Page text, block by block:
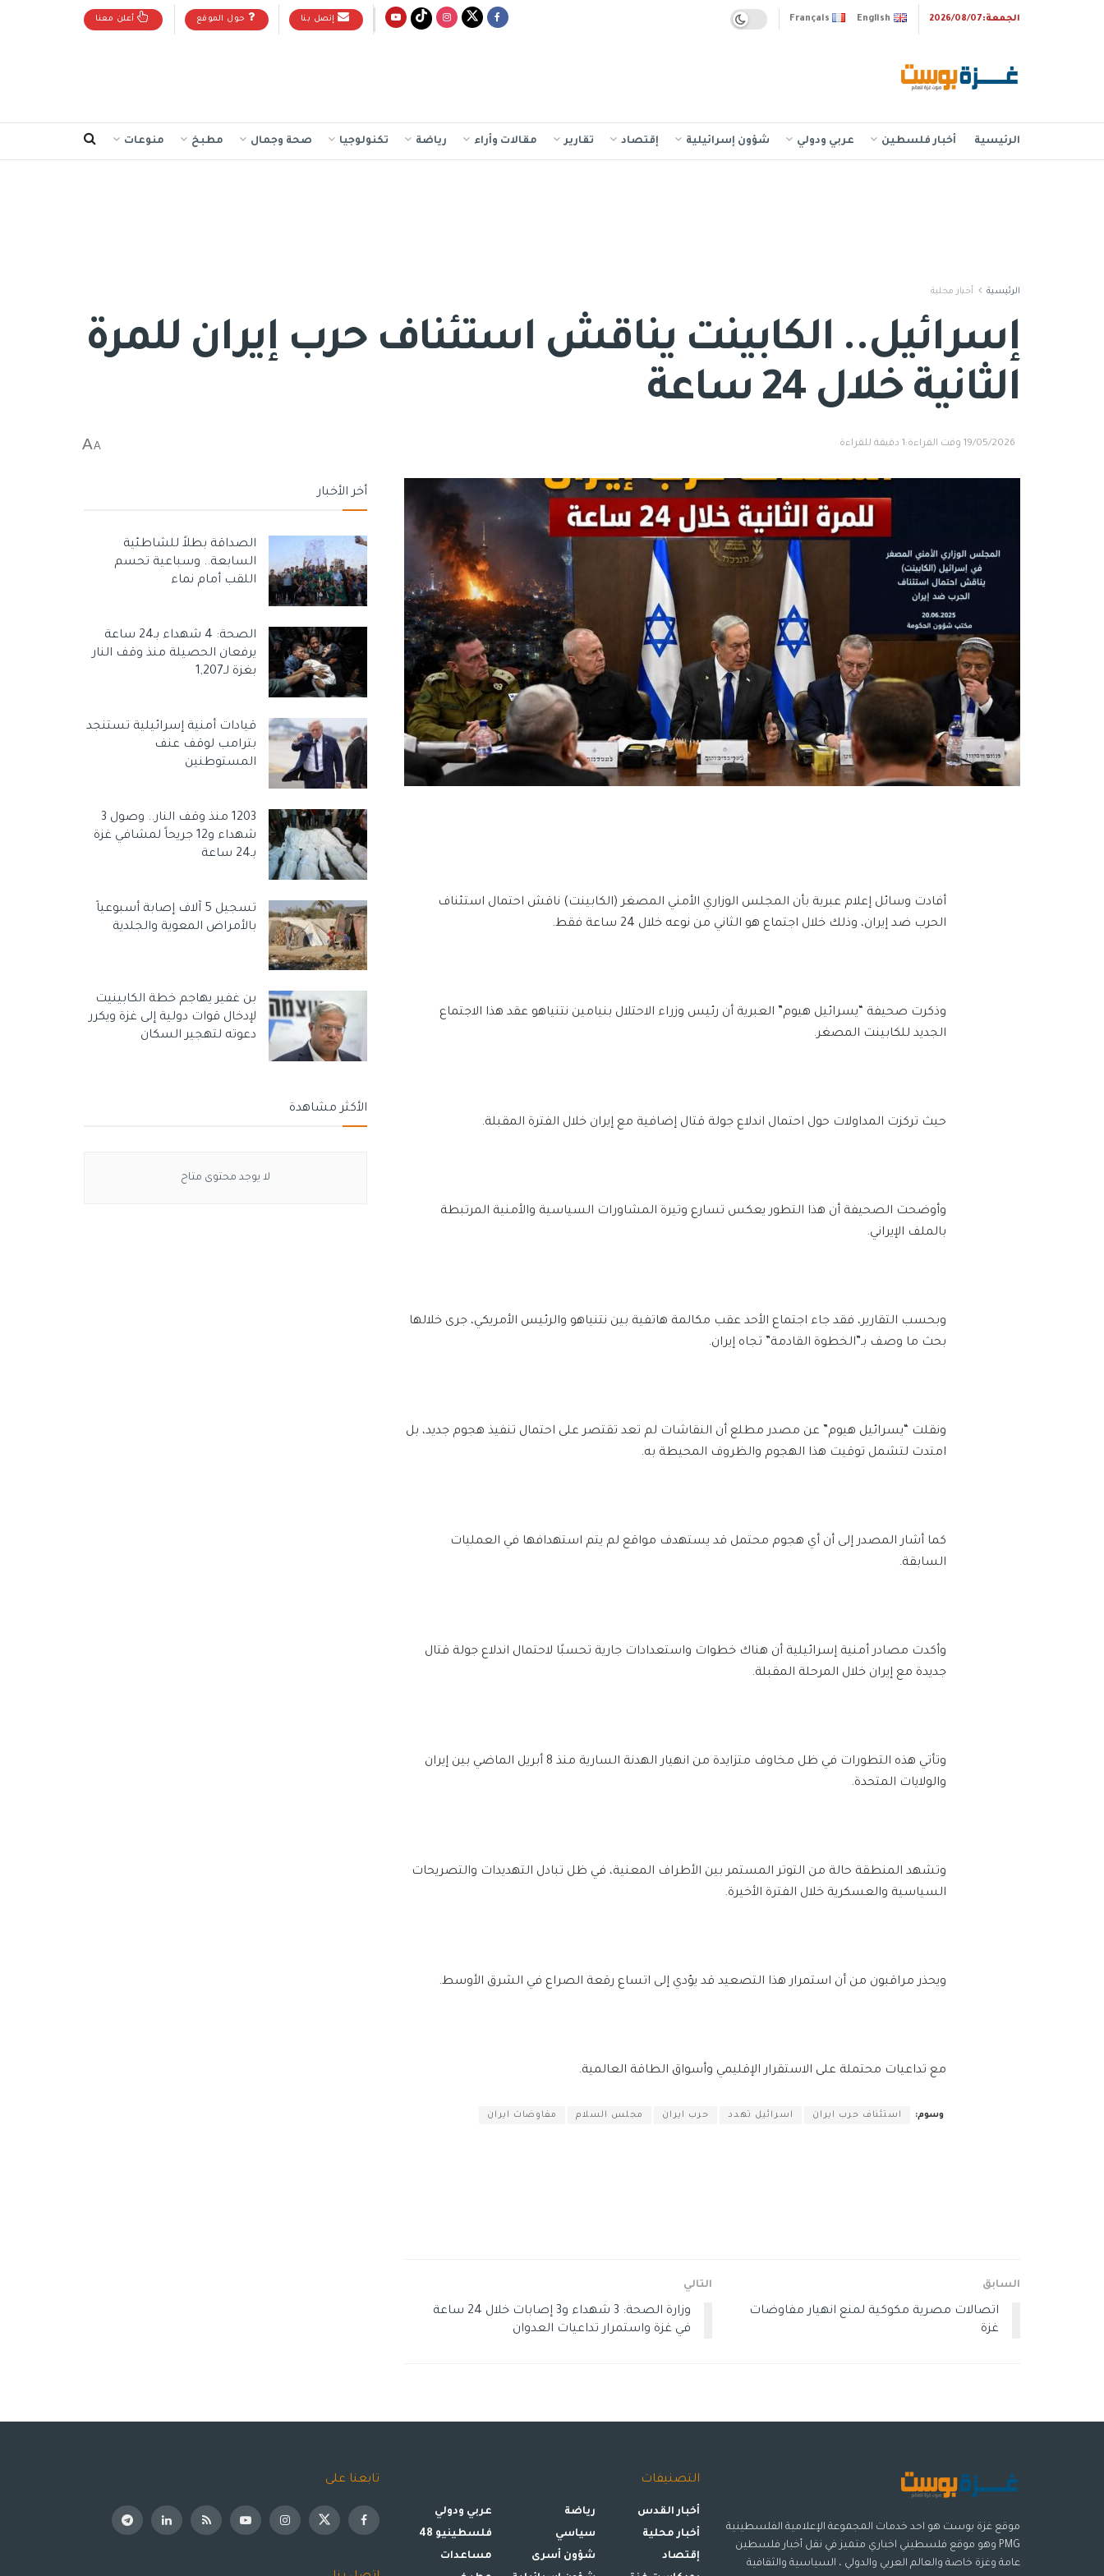
الجمعة:2026/08/07 Français English إتصل بنا حول الموقع أعلن معنا
الرئيسية أخبار فلسطين عربي ودولي شؤون إسرائيلية إقتصاد تقارير مقالات وأراء رياضة تكنولوجيا صحة وجمال مطبخ منوعات
الرئيسية أخبار محلية
إسرائيل.. الكابينت يناقش استئناف حرب إيران للمرة
الثانية خلال 24 ساعة
19/05/2026 وقت القراءة:1 دقيقة للقراءة A
A
أفادت وسائل إعلام عبرية بأن المجلس الوزاري الأمني المصغر (الكابينت) ناقش احتمال استئناف
الحرب ضد إيران، وذلك خلال اجتماع هو الثاني من نوعه خلال 24 ساعة فقط.
وذكرت صحيفة “يسرائيل هيوم” العبرية أن رئيس وزراء الاحتلال بنيامين نتنياهو عقد هذا الاجتماع
الجديد للكابينت المصغر.
حيث تركزت المداولات حول احتمال اندلاع جولة قتال إضافية مع إيران خلال الفترة المقبلة.
وأوضحت الصحيفة أن هذا التطور يعكس تسارع وتيرة المشاورات السياسية والأمنية المرتبطة
بالملف الإيراني.
وبحسب التقارير، فقد جاء اجتماع الأحد عقب مكالمة هاتفية بين نتنياهو والرئيس الأمريكي، جرى خلالها
بحث ما وصف بـ”الخطوة القادمة” تجاه إيران.
ونقلت “يسرائيل هيوم” عن مصدر مطلع أن النقاشات لم تعد تقتصر على احتمال تنفيذ هجوم جديد، بل
امتدت لتشمل توقيت هذا الهجوم والظروف المحيطة به.
كما أشار المصدر إلى أن أي هجوم محتمل قد يستهدف مواقع لم يتم استهدافها في العمليات
السابقة.
وأكدت مصادر أمنية إسرائيلية أن هناك خطوات واستعدادات جارية تحسبًا لاحتمال اندلاع جولة قتال
جديدة مع إيران خلال المرحلة المقبلة.
وتأتي هذه التطورات في ظل مخاوف متزايدة من انهيار الهدنة السارية منذ 8 أبريل الماضي بين إيران
والولايات المتحدة.
وتشهد المنطقة حالة من التوتر المستمر بين الأطراف المعنية، في ظل تبادل التهديدات والتصريحات
السياسية والعسكرية خلال الفترة الأخيرة.
ويحذر مراقبون من أن استمرار هذا التصعيد قد يؤدي إلى اتساع رقعة الصراع في الشرق الأوسط.
مع تداعيات محتملة على الاستقرار الإقليمي وأسواق الطاقة العالمية.
وسوم: استئناف حرب ايران اسرائيل تهدد حرب ايران مجلس السلام مفاوضات ايران
السابق
اتصالات مصرية مكوكية لمنع انهيار مفاوضات
غزة
التالي
وزارة الصحة: 3 شهداء و3 إصابات خلال 24 ساعة
في غزة واستمرار تداعيات العدوان
أخر الأخبار
الصداقة بطلاً للشاطئية
السابعة.. وسباعية تحسم
اللقب أمام نماء
الصحة: 4 شهداء بـ24 ساعة
يرفعان الحصيلة منذ وقف النار
بغزة لـ1,207
قيادات أمنية إسرائيلية تستنجد
بترامب لوقف عنف
المستوطنين
1203 منذ وقف النار.. وصول 3
شهداء و12 جريحاً لمشافي غزة
بـ24 ساعة
تسجيل 5 آلاف إصابة أسبوعياً
بالأمراض المعوية والجلدية
بن غفير يهاجم خطة الكابينيت
لإدخال قوات دولية إلى غزة ويكرر
دعوته لتهجير السكان
الأكثر مشاهدة
لا يوجد محتوى متاح
موقع غزة بوست هو احد خدمات المجموعة الإعلامية الفلسطينية
PMG وهو موقع فلسطيني اخباري متميز في نقل أخبار فلسطين
عامة وغزة خاصة والعالم العربي والدولي ، السياسية والثقافية
التصنيفات
أخبار القدس
أخبار محلية
إقتصاد
رياضة
سياسي
شؤون أسرى
عربي ودولي
فلسطينيو 48
مساعدات
تابعنا على